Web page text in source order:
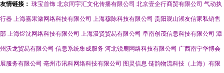
友情链接： 珠宝首饰 北京同宇汇文化传播有限公司 北京壹企行商贸有限公司 气动执
行器 上海嘉果潋网络科技有限公司 上海穆陈科技有限公司 贵阳观山湖友信家私销售
部 上海煜沈网络科技有限公司 上海汲贤贸易有限公司 阜南创茂信息科技有限公司 漳
州沃龙贸易有限公司 信息系统集成服务 河北锐鹿网络科技有限公司 广西南宁华博会
展服务有限公司 亳州市讯科网络科技有限公司 图灵信息 链韵物流科技（上海）有限